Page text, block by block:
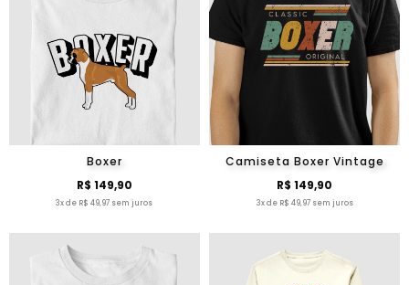
Boxer
R$ 149,90
3x de R$ 49,97 sem juros
Camiseta Boxer Vintage
R$ 149,90
3x de R$ 49,97 sem juros